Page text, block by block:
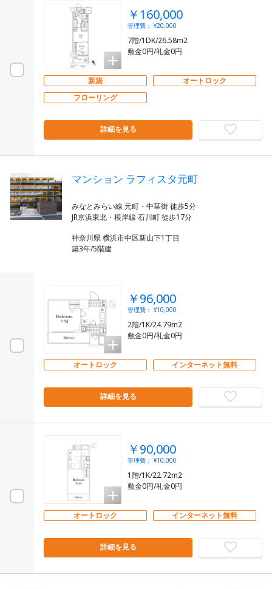
￥160,000
管理費： ¥20,000
7階/1DK/26.58m2
敷金0円/礼金0円
新築
オートロック
フローリング
詳細を見る
マンション ラフィスタ元町
みなとみらい線 元町・中華街 徒歩5分
神奈川県 横浜市中区新山下1丁目
築3年/5階建
￥96,000
管理費： ¥10,000
2階/1K/24.79m2
敷金0円/礼金0円
オートロック インターネット無料
詳細を見る
￥90,000
管理費： ¥10,000
1階/1K/22.72m2
敷金0円/礼金0円
オートロック インターネット無料
詳細を見る